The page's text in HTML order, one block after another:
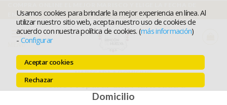
Usamos cookies para brindarle la mejor experiencia en línea. Al
utilizar nuestro sitio web, acepta nuestro uso de cookies de
acuerdo con nuestra política de cookies. (más información)
- Configurar
Aceptar cookies
Rechazar
contenido
ENTREGA
MENÚ
MARISCADA A DOMICILIO
Cómo Preparar una Mariscada a
Domicilio